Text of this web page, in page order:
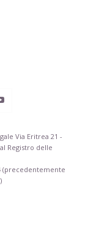
Via Eritrea 21 -
Registro delle
(precedentemente